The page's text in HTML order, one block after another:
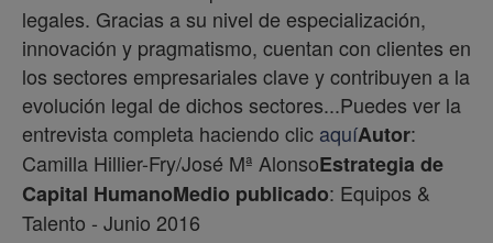
legales. Gracias a su nivel de especialización,
innovación y pragmatismo, cuentan con clientes en
los sectores empresariales clave y contribuyen a la
evolución legal de dichos sectores...Puedes ver la
entrevista completa haciendo clic aquíAutor:
Camilla Hillier-Fry/José Mª AlonsoEstrategia de
Capital HumanoMedio publicado: Equipos &
Talento - Junio 2016